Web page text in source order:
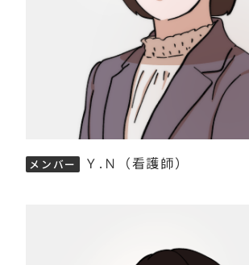
メンバー Ｙ.Ｎ（看護師）